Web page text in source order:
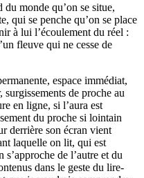
du monde qu’on se situe,
qui se penche qu’on se place
à lui l’écoulement du réel :
fleuve qui ne cesse de
espace immédiat,
de proche au
en ligne, si l’aura est
du proche si lointain
derrière son écran vient
laquelle on lit, qui est
de l’autre et du
dans le geste du lire-